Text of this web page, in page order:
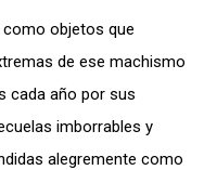
como objetos que
de ese machismo
cada año por sus
imborrables y
alegremente como